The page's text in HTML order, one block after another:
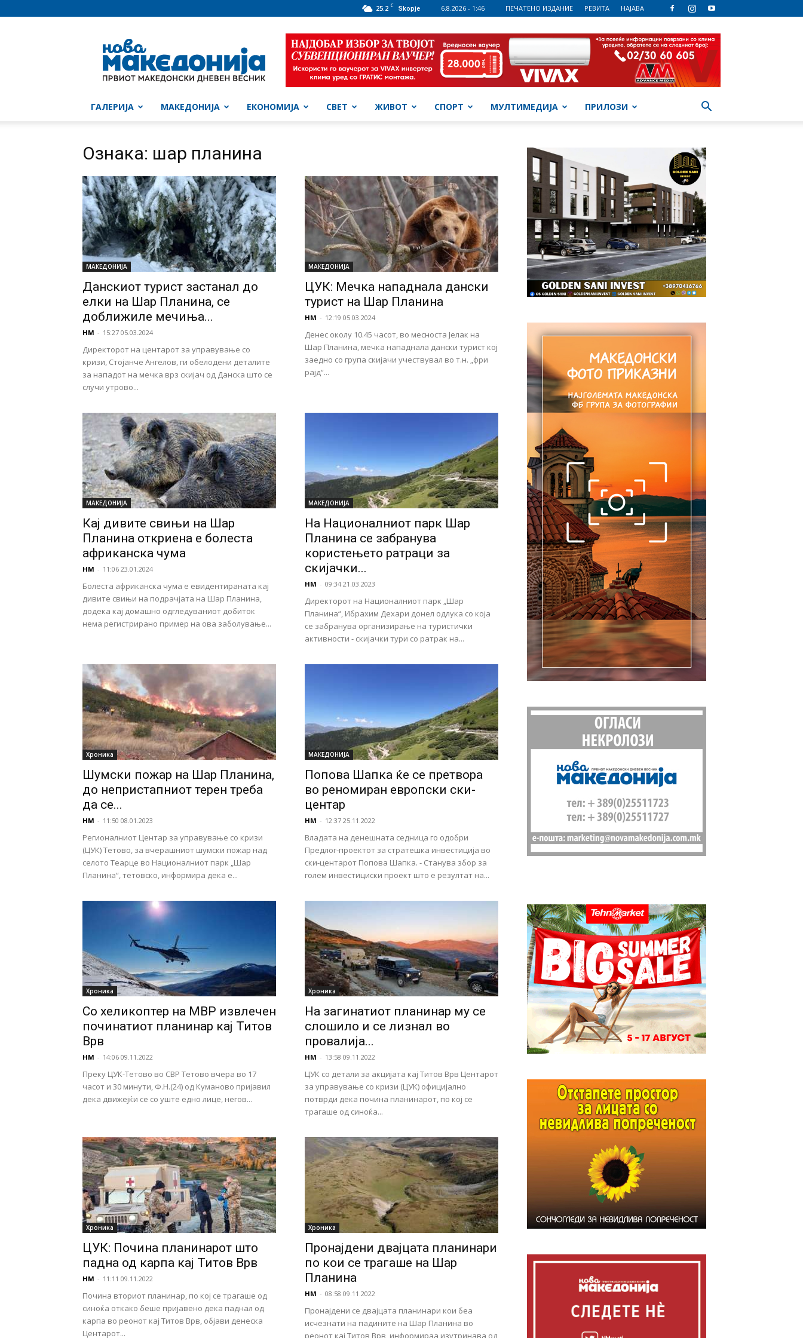
25.2 C Skopje 6.8.2026 - 1:46 ПЕЧАТЕНО ИЗДАНИЕ РЕВИТА НАЈАВА
Македонија
ГАЛЕРИЈА МАКЕДОНИЈА ЕКОНОМИЈА СВЕТ ЖИВОТ СПОРТ МУЛТИМЕДИЈА ПРИЛОЗИ
Ознака: шар планина
МАКЕДОНИЈА
Данскиот турист застанал до
елки на Шар Планина, се
доближиле мечиња...
НМ - 15:27 05.03.2024
Директорот на центарот за управување со
кризи, Стојанче Ангелов, ги обелодени деталите
за нападот на мечка врз скијач од Данска што се
случи утрово...
МАКЕДОНИЈА
ЦУК: Мечка нападнала дански
турист на Шар Планина
НМ - 12:19 05.03.2024
Денес околу 10.45 часот, во месноста Јелак на
Шар Планина, мечка нападнала дански турист кој
заедно со група скијачи учествувал во т.н. „фри
рајд“...
МАКЕДОНИЈА
Кај дивите свињи на Шар
Планина откриена е болеста
африканска чума
НМ - 11:06 23.01.2024
Болеста африканска чума е евидентираната кај
дивите свињи на подрачјата на Шар Планина,
додека кај домашно одгледуваниот добиток
нема регистрирано пример на ова заболување...
МАКЕДОНИЈА
На Националниот парк Шар
Планина се забранува
користењето ратраци за
скијачки...
НМ - 09:34 21.03.2023
Директорот на Националниот парк „Шар
Планина“, Ибрахим Дехари донел одлука со која
се забранува организирање на туристички
активности - скијачки тури со ратрак на...
Хроника
Шумски пожар на Шар Планина,
до непристапниот терен треба
да се...
НМ - 11:50 08.01.2023
Регионалниот Центар за управување со кризи
(ЦУК) Тетово, за вчерашниот шумски пожар над
селото Теарце во Националниот парк „Шар
Планина“, тетовско, информира дека е...
МАКЕДОНИЈА
Попова Шапка ќе се претвора
во реномиран европски ски-
центар
НМ - 12:37 25.11.2022
Владата на денешната седница го одобри
Предлог-проектот за стратешка инвестиција во
ски-центарот Попова Шапка. - Станува збор за
голем инвестициски проект што е резултат на...
Хроника
Со хеликоптер на МВР извлечен
починатиот планинар кај Титов
Врв
НМ - 14:06 09.11.2022
Преку ЦУК-Тетово во СВР Тетово вчера во 17
часот и 30 минути, Ф.Н.(24) од Куманово пријавил
дека движејќи се со уште едно лице, негов...
Хроника
На загинатиот планинар му се
слошило и се лизнал во
провалија...
НМ - 13:58 09.11.2022
ЦУК со детали за акцијата кај Титов Врв Центарот
за управување со кризи (ЦУК) официјално
потврди дека почина планинарот, по кој се
трагаше од синоќа...
Хроника
ЦУК: Почина планинарот што
падна од карпа кај Титов Врв
НМ - 11:11 09.11.2022
Почина вториот планинар, по кој се трагаше од
синоќа откако беше пријавено дека паднал од
карпа во реонот кај Титов Врв, објави денеска
Центарот...
Хроника
Пронајдени двајцата планинари
по кои се трагаше на Шар
Планина
НМ - 08:58 09.11.2022
Пронајдени се двајцата планинари кои беа
исчезнати на падините на Шар Планина во
реонот кај Титов Врв, информираа изутринава од